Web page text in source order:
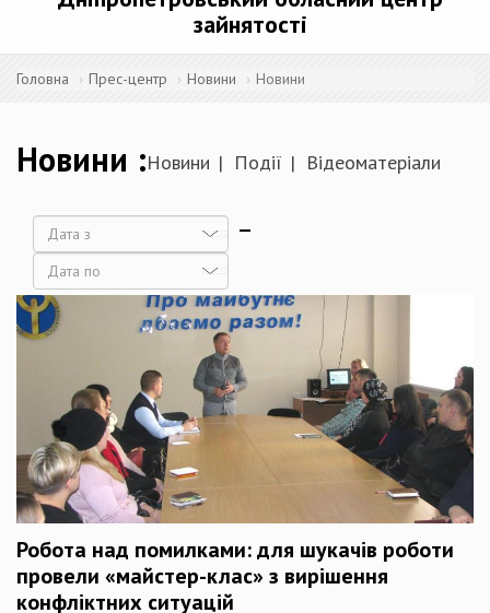
зайнятості
Головна Прес-центр Новини Новини
Новини Новини Події Відеоматеріали
Дата
Дата
Робота над помилками: для шукачів роботи
провели «майстер-клас» з вирішення
конфліктних ситуацій